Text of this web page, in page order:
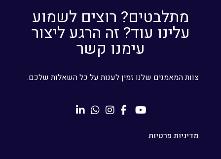
מתלבטים? רוצים לשמוע
עלינו עוד? זה הרגע ליצור
עימנו קשר
צוות המאמנים שלנו זמין לענות על כל השאלות שלכם.
מדיניות פרטיות